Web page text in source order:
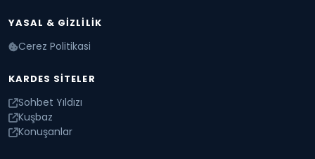
YASAL & GIZLILIK
Cerez Politikasi
KARDES SITELER
Sohbet Yıldızı
Kuşbaz
Konuşanlar